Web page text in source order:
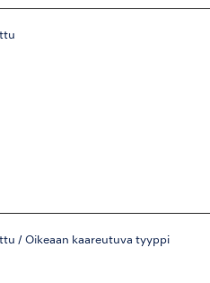
/ Oikeaan kaareutuva tyyppi